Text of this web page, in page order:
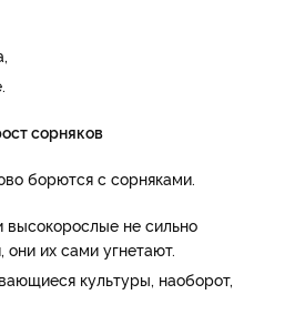
сорняков
борются с сорняками.
высокорослые не сильно
их сами угнетают.
культуры, наоборот,